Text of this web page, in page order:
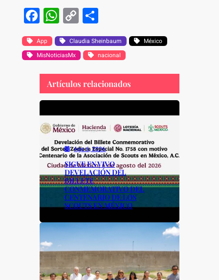
F
a
c
e
b
o
o
k
W
h
at
s
A
p
p
C
o
p
y
Li
n
k
S
h
ar
e
App Claudia Sheinbaum
México
MisNoticiasMx
nacional
Artículos relacionados
Ago 6, 2026
SIGUE EN VIVO
DEVELACIÓN DEL
BILLETE
CONMEMORATIVO DEL
CENTENARIO DE LOS
SCOUTS EN MÉXICO